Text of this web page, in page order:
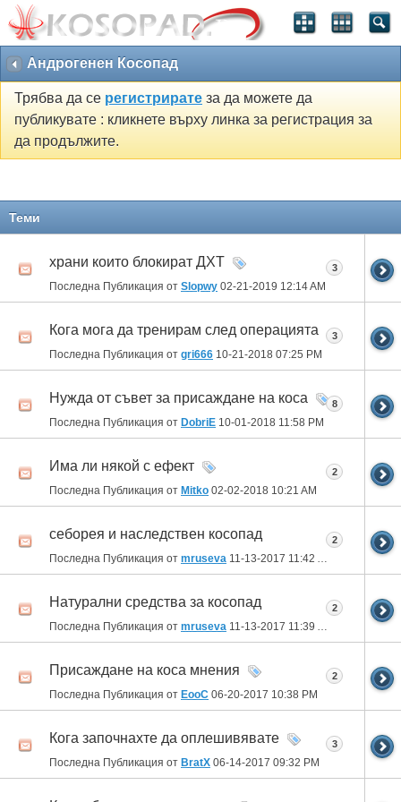
Андрогенен Косопад
Трябва да се регистрирате за да можете да
публикувате : кликнете върху линка за регистрация за
да продължите.
Теми
храни които блокират ДХТ
Последна Публикация от Slopwy 02-21-2019 12:14 AM
3
Кога мога да тренирам след операцията
Последна Публикация от gri666 10-21-2018 07:25 PM
3
Нужда от съвет за присаждане на коса
Последна Публикация от DobriE 10-01-2018 11:58 PM
8
Има ли някой с ефект
Последна Публикация от Mitko 02-02-2018 10:21 AM
2
себорея и наследствен косопад
Последна Публикация от mruseva 11-13-2017 11:42 AM
2
Натурални средства за косопад
Последна Публикация от mruseva 11-13-2017 11:39 AM
2
Присаждане на коса мнения
Последна Публикация от EooC 06-20-2017 10:38 PM
2
Кога започнахте да оплешивявате
Последна Публикация от BratX 06-14-2017 09:32 PM
3